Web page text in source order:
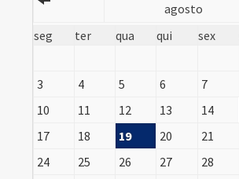
agosto
seg
ter qua qui sex
3
4 5 6 7
10
11 12 13 14
17
18 19 20 21
24
25 26 27 28